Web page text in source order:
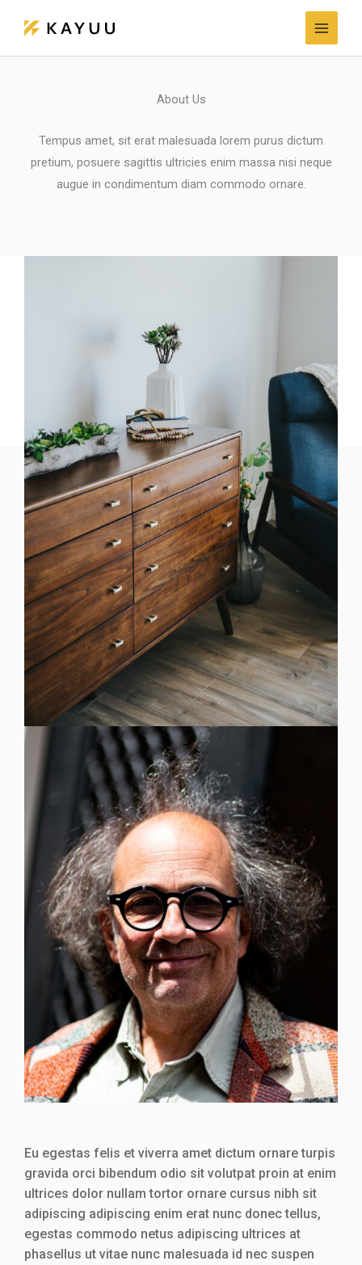
content
About Us
Tempus amet, sit erat malesuada lorem purus dictum
pretium, posuere sagittis ultricies enim massa nisi neque
augue in condimentum diam commodo ornare.
Eu egestas felis et viverra amet dictum ornare turpis
gravida orci bibendum odio sit volutpat proin at enim
ultrices dolor nullam tortor ornare cursus nibh sit
adipiscing adipiscing enim erat nunc donec tellus,
egestas commodo netus adipiscing ultrices at
phasellus ut vitae nunc malesuada id nec suspen